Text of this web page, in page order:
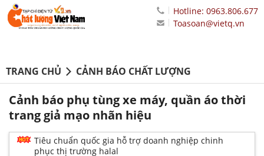
Hotline: 0963.806.677
Toasoan@vietq.vn
TRANG CHỦ CẢNH BÁO CHẤT LƯỢNG
Cảnh báo phụ tùng xe máy, quần áo thời
trang giả mạo nhãn hiệu
Tiêu chuẩn quốc gia hỗ trợ doanh nghiệp chinh
phục thị trường halal